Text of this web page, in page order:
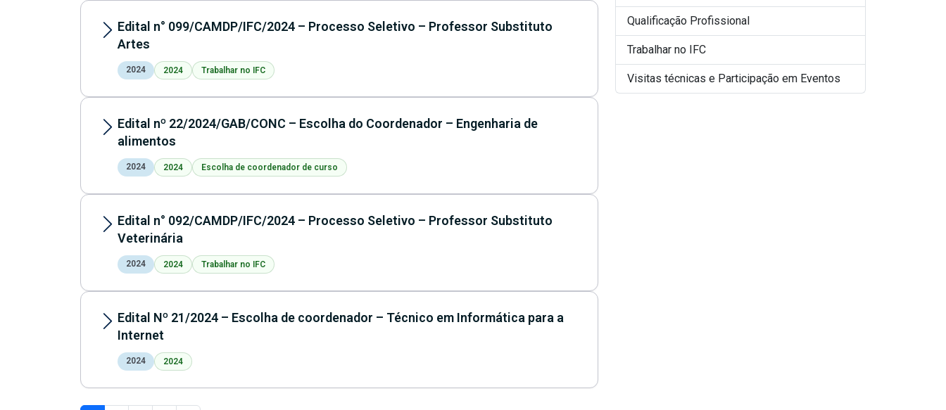
Edital n° 099/CAMDP/IFC/2024 – Processo Seletivo – Professor Substituto
Artes
2024 2024 Trabalhar no IFC
Edital nº 22/2024/GAB/CONC – Escolha do Coordenador – Engenharia de
alimentos
2024 2024 Escolha de coordenador de curso
Edital n° 092/CAMDP/IFC/2024 – Processo Seletivo – Professor Substituto
Veterinária
2024 2024 Trabalhar no IFC
Edital Nº 21/2024 – Escolha de coordenador – Técnico em Informática para a
Internet
2024 2024
Qualificação Profissional
Trabalhar no IFC
Visitas técnicas e Participação em Eventos